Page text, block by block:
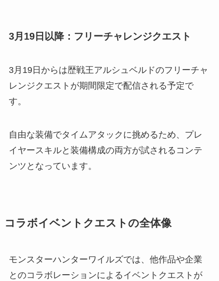
3月19日以降：フリーチャレンジクエスト
3月19日からは歴戦王アルシュベルドのフリーチャ
レンジクエストが期間限定で配信される予定で
す。
自由な装備でタイムアタックに挑めるため、プレ
イヤースキルと装備構成の両方が試されるコンテ
ンツとなっています。
コラボイベントクエストの全体像
モンスターハンターワイルズでは、他作品や企業
とのコラボレーションによるイベントクエストが